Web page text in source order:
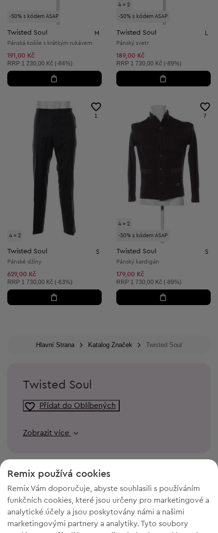
-50% s kódem ASAP
Twisted Soul M
Pánská košile s krátkým rukávem
191,00 Kč
Doporučená cena:
RRP 1 230,00 Kč (-84%)
4 = 2
-50% s kódem ASAP
Twisted Soul
Pánský svetr
189,00 Kč
Doporučená cena:
RRP 1 730,00 Kč (-89%)
4 = 2
1
Twisted Soul S
Pánské džíny
629,00 Kč
Doporučená cena:
RRP 1 730,00 Kč (-63%)
4 = 2
-50% s kódem ASAP
7
Twisted Soul S
Pánský kardigán
179,00 Kč
Doporučená cena:
RRP 1 730,00 Kč (-89%)
Hlavní Strana Katalog Značek Twisted Soul
Twisted Soul
Přídat do Oblíbených
Zobrazit více
Remix používá cookies
Remix Vám doporučuje, abyste souhlasili s používáním
funkčních cookies, které jsou určeny pro marketingové a
analytické účely a jsou poskytovány námi a našimi
marketingovými partnery a analytiky. Tyto soubory